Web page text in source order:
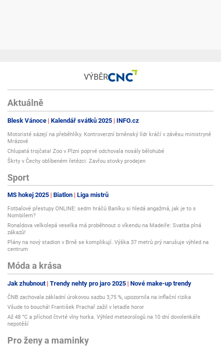
VÝBĚR
Aktuálně
Blesk Vánoce Kalendář svátků 2025 INFO.cz
Motoristé sázejí na přeběhlíky. Kontroverzní brněnský lídr kráčí v závěsu ministryně
Mrázové
Chlupatá trojčata! Zoo v Plzni poprvé odchovala nosály bělohubé
Škrty v Čechy oblíbeném řetězci: Zavřou stovky prodejen
Sport
MS hokej 2025 Biatlon Liga mistrů
Fotbalové přestupy ONLINE: sedm hráčů Baníku si hledá angažmá, jak je to s
Nombilem?
Ronaldova velkolepá veselka má proběhnout o víkendu na Madeiře: Svatba plná
zákazů!
Plány na nový stadion v Brně se komplikují. Výška 37 metrů prý narušuje výhled na
centrum
Móda a krása
Jak zhubnout Trendy nehty pro jaro 2025 Nové make-up trendy
ČNB zachovala základní úrokovou sazbu 3,75 %, upozornila na inflační rizika
Všude to bouchá! František Prachař zažil v letadle horor
Až 48 °C a příchod čtvrté vlny horka. Výhled meteorologů na 10 dní dovolenkáře
nepotěší
Pro ženy a maminky